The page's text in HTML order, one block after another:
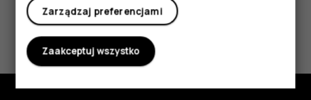
Czy te informacje były pomocne?
Tak Nie
Zarządzaj preferencjami
Zaakceptuj wszystko